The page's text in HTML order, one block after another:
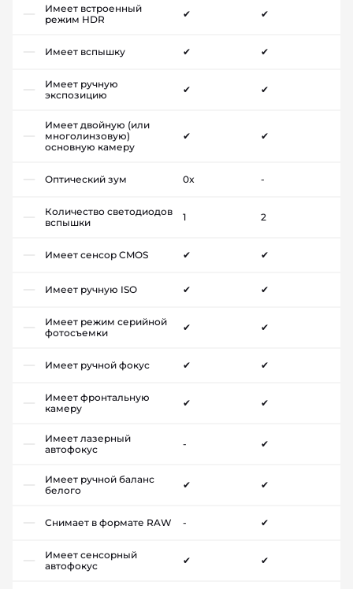
Имеет встроенный
режим HDR
✔ ✔
Имеет вспышку ✔ ✔
Имеет ручную
экспозицию
✔ ✔
Имеет двойную (или
многолинзовую)
основную камеру
✔ ✔
Оптический зум 0x -
Количество светодиодов
вспышки
1 2
Имеет сенсор CMOS ✔ ✔
Имеет ручную ISO ✔ ✔
Имеет режим серийной
фотосъемки
✔ ✔
Имеет ручной фокус ✔ ✔
Имеет фронтальную
камеру
✔ ✔
Имеет лазерный
автофокус
- ✔
Имеет ручной баланс
белого
✔ ✔
Снимает в формате RAW - ✔
Имеет сенсорный
автофокус
✔ ✔